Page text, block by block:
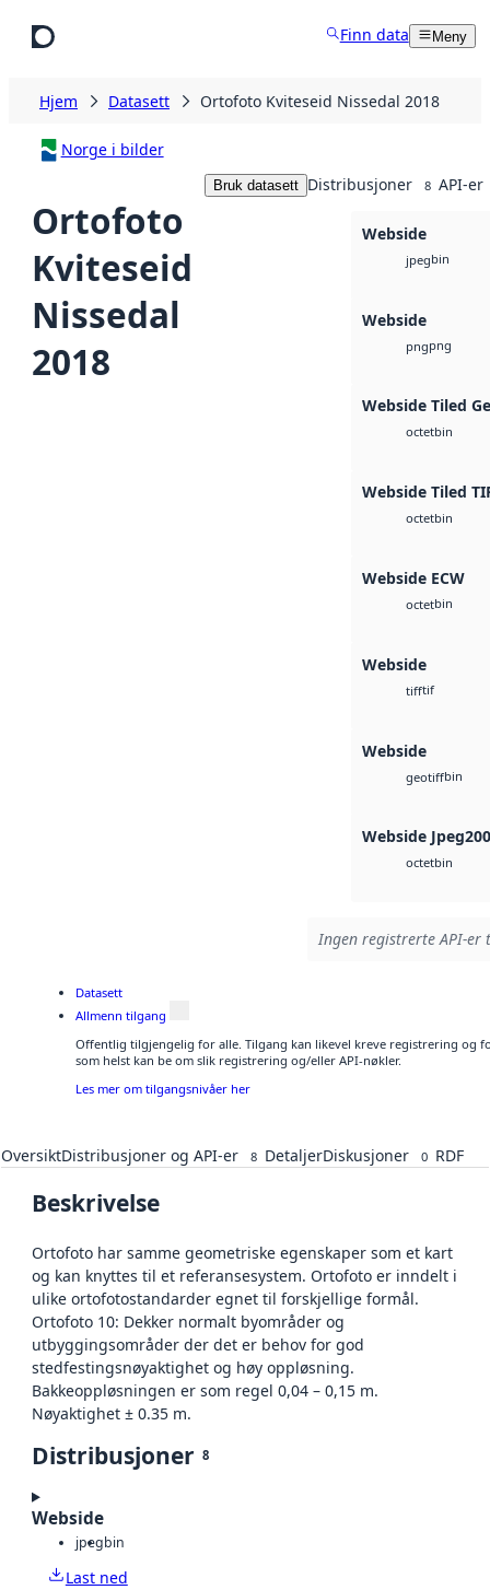
Finn data Meny
Hjem Datasett Ortofoto Kviteseid Nissedal 2018
Norge i bilder
Ortofoto
Kviteseid
Nissedal
2018
Bruk datasett Distribusjoner 8 API-er
Webside
jpegbin
Webside
pngpng
Webside Tiled
octetbin
Webside Tiled
octetbin
Webside ECW
octetbin
Webside
tifftif
Webside
geotiffbin
Webside
octetbin
Ingen registrerte API-
Datasett
Allmenn tilgang
Offentlig tilgjengelig for alle. Tilgang kan likevel kreve registrering og
som helst kan be om slik registrering og/eller API-nøkler.
Les mer om tilgangsnivåer her
OversiktDistribusjoner og API-er 8 DetaljerDiskusjoner 0 RDF
Beskrivelse
Ortofoto har samme geometriske egenskaper som et kart
og kan knyttes til et referansesystem. Ortofoto er inndelt i
ulike ortofotostandarder egnet til forskjellige formål.
Ortofoto 10: Dekker normalt byområder og
utbyggingsområder der det er behov for god
stedfestingsnøyaktighet og høy oppløsning.
Bakkeoppløsningen er som regel 0,04 – 0,15 m.
Nøyaktighet ± 0.35 m.
Distribusjoner 8
Webside
jpegbin
Last ned